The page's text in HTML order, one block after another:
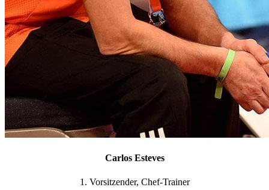
Carlos Esteves
1. Vorsitzender, Chef-Trainer